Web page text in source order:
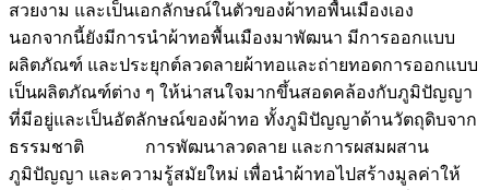
สวยงาม และเป็นเอกลักษณ์ในตัวของผ้าทอพื้นเมืองเอง
นอกจากนี้ยังมีการนำผ้าทอพื้นเมืองมาพัฒนา มีการออกแบบ
ผลิตภัณฑ์ และประยุกต์ลวดลายผ้าทอและถ่ายทอดการออกแบบ
เป็นผลิตภัณฑ์ต่าง ๆ ให้น่าสนใจมากขึ้นสอดคล้องกับภูมิปัญญา
ที่มีอยู่และเป็นอัตลักษณ์ของผ้าทอ ทั้งภูมิปัญญาด้านวัตถุดิบจาก
ธรรมชาติ การพัฒนาลวดลาย และการผสมผสาน
ภูมิปัญญา และความรู้สมัยใหม่ เพื่อนำผ้าทอไปสร้างมูลค่าให้